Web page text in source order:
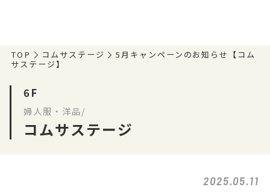
TOP コムサステージ
5月キャンペーンのお知らせ【コム
サステージ】
6F
婦人服・洋品/
コムサステージ
2025.05.11